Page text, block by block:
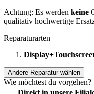
Achtung: Es werden keine
qualitativ hochwertige
Reparaturarten
Andere Reparatur wählen
Wie möchtest du vorgehen?
Direkt in unsere